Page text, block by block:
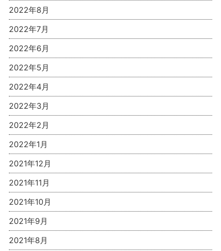
2022年8月
2022年7月
2022年6月
2022年5月
2022年4月
2022年3月
2022年2月
2022年1月
2021年12月
2021年11月
2021年10月
2021年9月
2021年8月